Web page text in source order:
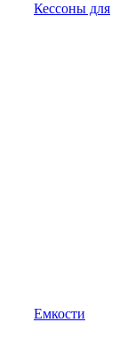
Кессоны для
Емкости